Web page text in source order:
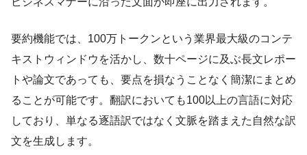
要約機能では、100万トークンという業界最大級のコンテ
キストウィンドウを活かし、数十ページに及ぶ長文レポー
トや論文であっても、要点を損なうことなく簡潔にまとめ
ることが可能です。翻訳においても100以上の言語に対応
しており、単なる逐語訳ではなく文脈を踏まえた自然な訳
文を生成します。